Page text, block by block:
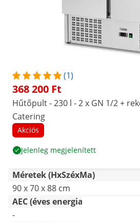
(1)
368 200 Ft
Hűtőpult - 230 l - 2 x GN 1/2 +
Catering
Akciós
Jelenleg megjelenített
Méretek (HxSzéxMa)
90 x 70 x 88 cm
AEC (éves energiafogyasztás)
-